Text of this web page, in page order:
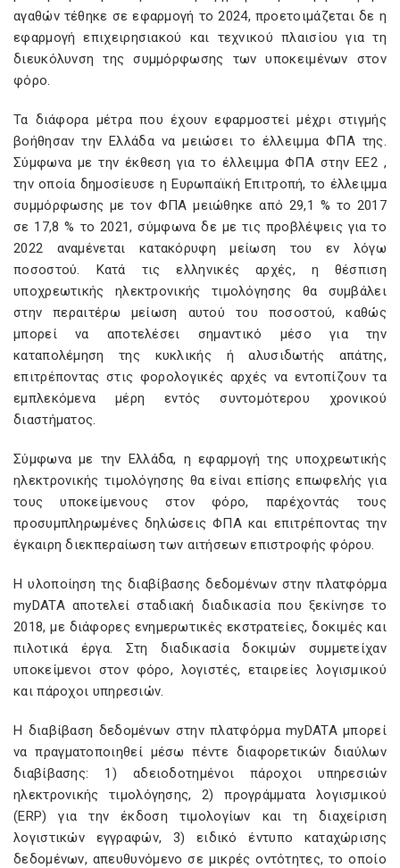
αγαθών τέθηκε σε εφαρμογή το 2024, προετοιμάζεται δε η
εφαρμογή επιχειρησιακού και τεχνικού πλαισίου για τη
διευκόλυνση της συμμόρφωσης των υποκειμένων στον
φόρο.
Τα διάφορα μέτρα που έχουν εφαρμοστεί μέχρι στιγμής
βοήθησαν την Ελλάδα να μειώσει το έλλειμμα ΦΠΑ της.
Σύμφωνα με την έκθεση για το έλλειμμα ΦΠΑ στην ΕΕ2 ,
την οποία δημοσίευσε η Ευρωπαϊκή Επιτροπή, το έλλειμμα
συμμόρφωσης με τον ΦΠΑ μειώθηκε από 29,1 % το 2017
σε 17,8 % το 2021, σύμφωνα δε με τις προβλέψεις για το
2022 αναμένεται κατακόρυφη μείωση του εν λόγω
ποσοστού. Κατά τις ελληνικές αρχές, η θέσπιση
υποχρεωτικής ηλεκτρονικής τιμολόγησης θα συμβάλει
στην περαιτέρω μείωση αυτού του ποσοστού, καθώς
μπορεί να αποτελέσει σημαντικό μέσο για την
καταπολέμηση της κυκλικής ή αλυσιδωτής απάτης,
επιτρέποντας στις φορολογικές αρχές να εντοπίζουν τα
εμπλεκόμενα μέρη εντός συντομότερου χρονικού
διαστήματος.
Σύμφωνα με την Ελλάδα, η εφαρμογή της υποχρεωτικής
ηλεκτρονικής τιμολόγησης θα είναι επίσης επωφελής για
τους υποκείμενους στον φόρο, παρέχοντάς τους
προσυμπληρωμένες δηλώσεις ΦΠΑ και επιτρέποντας την
έγκαιρη διεκπεραίωση των αιτήσεων επιστροφής φόρου.
Η υλοποίηση της διαβίβασης δεδομένων στην πλατφόρμα
myDATA αποτελεί σταδιακή διαδικασία που ξεκίνησε το
2018, με διάφορες ενημερωτικές εκστρατείες, δοκιμές και
πιλοτικά έργα. Στη διαδικασία δοκιμών συμμετείχαν
υποκείμενοι στον φόρο, λογιστές, εταιρείες λογισμικού
και πάροχοι υπηρεσιών.
Η διαβίβαση δεδομένων στην πλατφόρμα myDATA μπορεί
να πραγματοποιηθεί μέσω πέντε διαφορετικών διαύλων
διαβίβασης: 1) αδειοδοτημένοι πάροχοι υπηρεσιών
ηλεκτρονικής τιμολόγησης, 2) προγράμματα λογισμικού
(ERP) για την έκδοση τιμολογίων και τη διαχείριση
λογιστικών εγγραφών, 3) ειδικό έντυπο καταχώρισης
δεδομένων, απευθυνόμενο σε μικρές οντότητες, το οποίο